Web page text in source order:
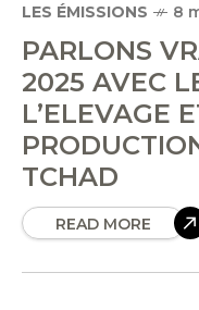
LES ÉMISSIONS 8
PARLONS
2025 AVEC
L’ELEVAGE
TCHAD
READ MORE